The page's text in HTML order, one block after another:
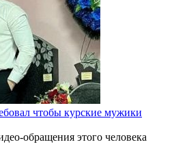
чтобы курские мужики
обращения этого человека